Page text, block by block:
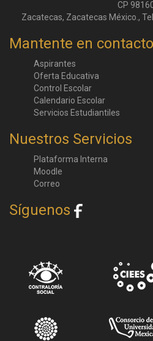
CP
Zacatecas, Zacatecas México.,
Mantente en contacto
Aspirantes
Oferta Educativa
Control Escolar
Calendario Escolar
Servicios Estudiantiles
Nuestros Servicios
Plataforma Interna
Moodle
Correo
Síguenos